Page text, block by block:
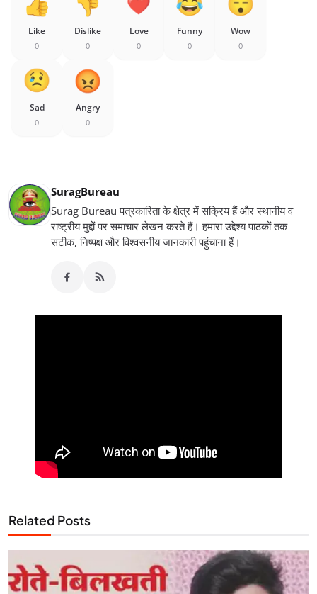
Like
0
Dislike
0
Love
0
Funny
0
Wow
0
Sad
0
Angry
0
SuragBureau
Surag Bureau पत्रकारिता के क्षेत्र में सक्रिय हैं और स्थानीय व
राष्ट्रीय मुद्दों पर समाचार लेखन करते हैं। हमारा उद्देश्य पाठकों तक
सटीक, निष्पक्ष और विश्वसनीय जानकारी पहुंचाना हैं।
Related Posts